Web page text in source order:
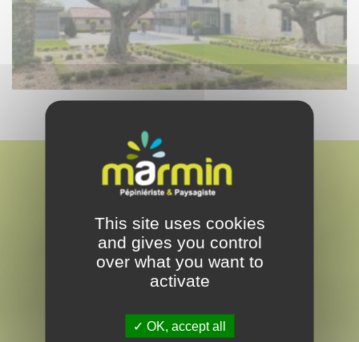
MARMIN
PAYSAGISTE & PEPINÉRISTE
This site uses cookies
and gives you control
over what you want to
activate
OK, accept all